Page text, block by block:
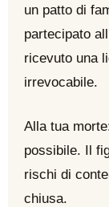
un patto di
partecipato
ricevuto una
irrevocabile.
Alla tua
possibile. Il
rischi di
chiusa.